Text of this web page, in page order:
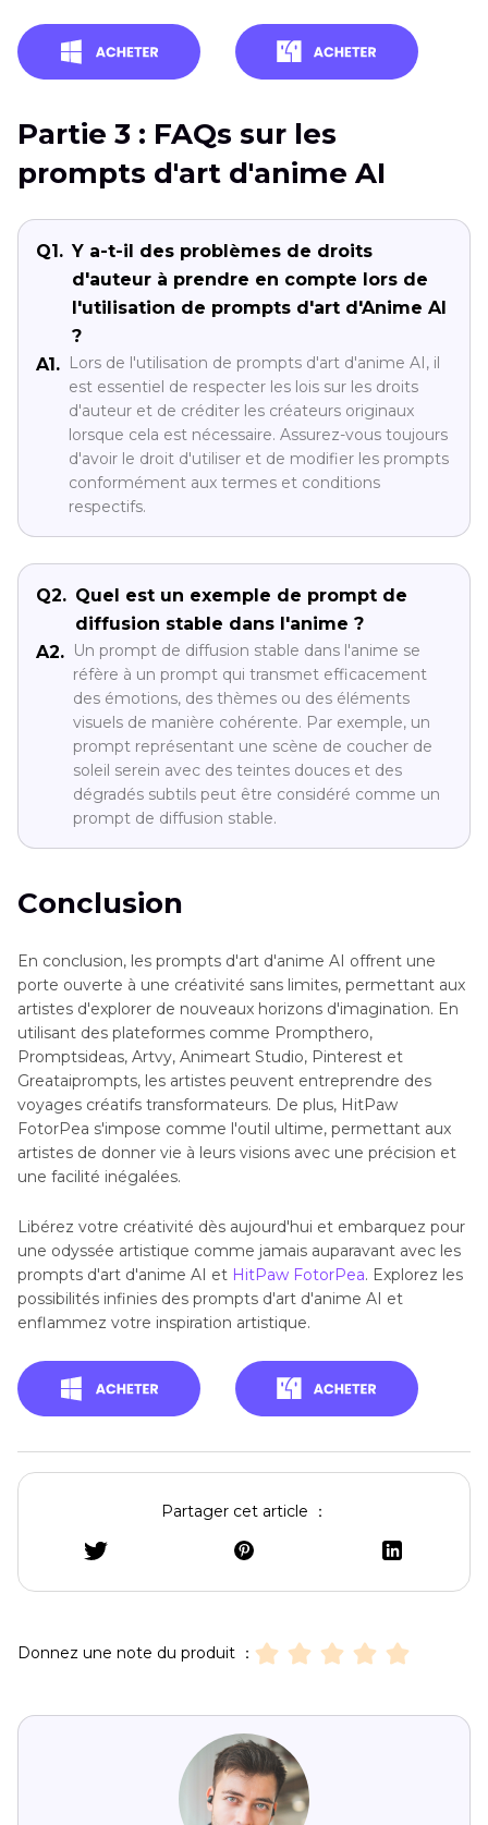
Partie 3 : FAQs sur les
prompts d'art d'anime AI
Q1. Y a-t-il des problèmes de droits
d'auteur à prendre en compte lors de
l'utilisation de prompts d'art d'Anime AI
?
A1. Lors de l'utilisation de prompts d'art d'anime AI, il
est essentiel de respecter les lois sur les droits
d'auteur et de créditer les créateurs originaux
lorsque cela est nécessaire. Assurez-vous toujours
d'avoir le droit d'utiliser et de modifier les prompts
conformément aux termes et conditions
respectifs.
Q2. Quel est un exemple de prompt de
diffusion stable dans l'anime ?
A2. Un prompt de diffusion stable dans l'anime se
réfère à un prompt qui transmet efficacement
des émotions, des thèmes ou des éléments
visuels de manière cohérente. Par exemple, un
prompt représentant une scène de coucher de
soleil serein avec des teintes douces et des
dégradés subtils peut être considéré comme un
prompt de diffusion stable.
Conclusion
En conclusion, les prompts d'art d'anime AI offrent une
porte ouverte à une créativité sans limites, permettant aux
artistes d'explorer de nouveaux horizons d'imagination. En
utilisant des plateformes comme Prompthero,
Promptsideas, Artvy, Animeart Studio, Pinterest et
Greataiprompts, les artistes peuvent entreprendre des
voyages créatifs transformateurs. De plus, HitPaw
FotorPea s'impose comme l'outil ultime, permettant aux
artistes de donner vie à leurs visions avec une précision et
une facilité inégalées.
Libérez votre créativité dès aujourd'hui et embarquez pour
une odyssée artistique comme jamais auparavant avec les
prompts d'art d'anime AI et HitPaw FotorPea. Explorez les
possibilités infinies des prompts d'art d'anime AI et
enflammez votre inspiration artistique.
Partager cet article ：
Donnez une note du produit ：